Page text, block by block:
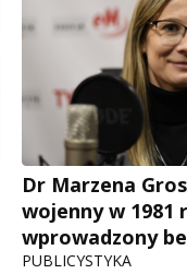
Dr Marzena
wojenny w 1981
wprowadzony
PUBLICYSTYKA